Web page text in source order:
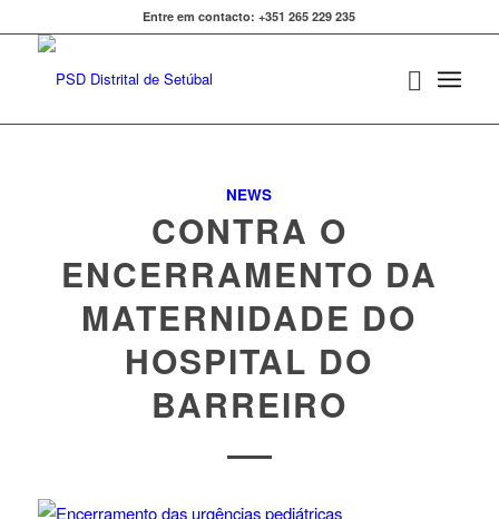
Entre em contacto: +351 265 229 235
NEWS
CONTRA O
ENCERRAMENTO DA
MATERNIDADE DO
HOSPITAL DO
BARREIRO